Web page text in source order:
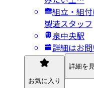
組立・組
製造スタッフ
泉中央駅
詳細はお
お気に入り
詳細を